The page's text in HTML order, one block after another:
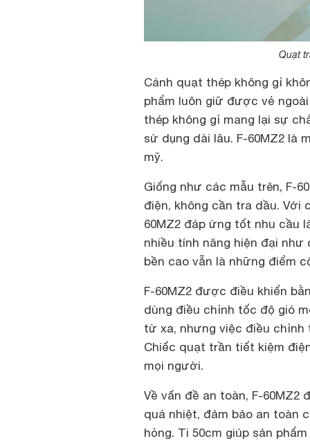
Quạt
Cánh quạt thép không gỉ
phẩm luôn giữ được vẻ
thép không gỉ mang lại sự
sử dụng dài lâu. F-60MZ2 là
mỹ.
Giống như các mẫu trên, F-
điện, không cần tra dầu. Với
60MZ2 đáp ứng tốt nhu cầu
nhiều tính năng hiện đại như
bền cao vẫn là những điểm
F-60MZ2 được điều khiển
dùng điều chỉnh tốc độ gió
từ xa, nhưng việc điều
Chiếc quạt trần tiết kiệm
mọi người.
Về vấn đề an toàn, F-
quá nhiệt, đảm bảo an toàn
hỏng. Ti 50cm giúp sản